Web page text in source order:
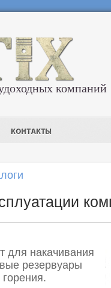
компаний
для накачивания
резервуары